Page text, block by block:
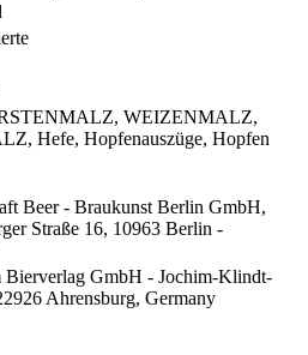
WEIZENMALZ,
Hefe, Hopfenauszüge, Hopfen
Beer - Braukunst Berlin GmbH,
Straße 16, 10963 Berlin -
Bierverlag GmbH - Jochim-Klindt-
Ahrensburg, Germany